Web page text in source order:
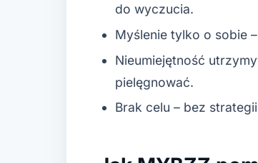
do wyczucia.
Myślenie tylko o sobie
Nieumiejętność
pielęgnować.
Brak celu – bez